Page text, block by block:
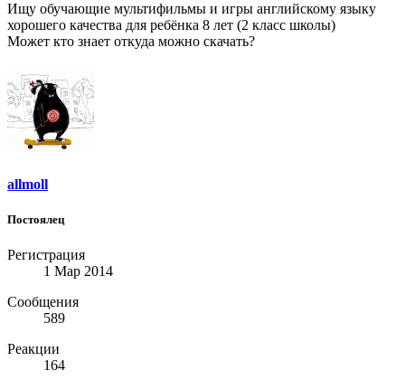
Ищу обучающие мультифильмы и игры английскому языку
хорошего качества для ребёнка 8 лет (2 класс школы)
Может кто знает откуда можно скачать?
allmoll
Постоялец
Регистрация
1 Мар 2014
Сообщения
589
Реакции
164